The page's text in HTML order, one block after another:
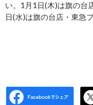
い。1月1日(木)は旗の台
日(水)は旗の台店・東急